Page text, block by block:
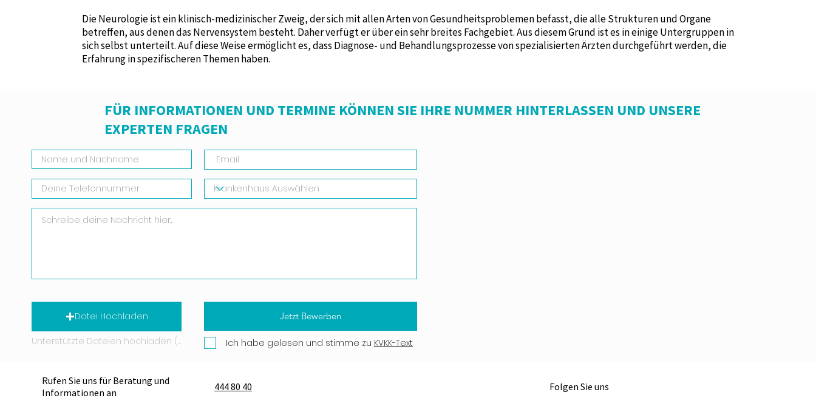
Die Neurologie ist ein klinisch-medizinischer Zweig, der sich mit allen Arten von Gesundheitsproblemen befasst, die alle Strukturen und Organe
betreffen, aus denen das Nervensystem besteht. Daher verfügt er über ein sehr breites Fachgebiet. Aus diesem Grund ist es in einige Untergruppen in
sich selbst unterteilt. Auf diese Weise ermöglicht es, dass Diagnose- und Behandlungsprozesse von spezialisierten Ärzten durchgeführt werden, die
Erfahrung in spezifischeren Themen haben.
FÜR INFORMATIONEN UND TERMINE KÖNNEN SIE IHRE NUMMER HINTERLASSEN UND UNSERE
EXPERTEN FRAGEN
Jetzt Bewerben
Datei Hochladen
Unterstützte Dateien hochladen (Max. 15 MB) Ich habe gelesen und stimme zu KVKK-Text
Rufen Sie uns für Beratung und
Informationen an
444 80 40 Folgen Sie uns